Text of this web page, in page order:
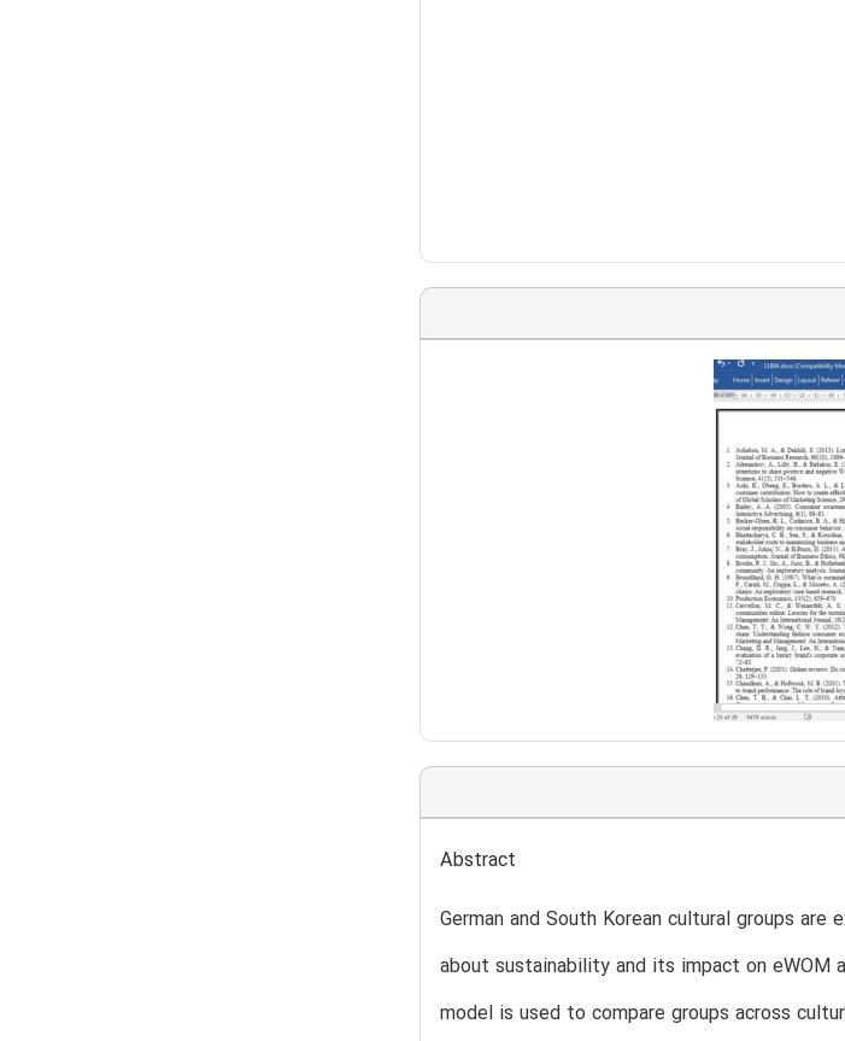
Abstract
German and South Korean cultural groups
about sustainability and its impact on eWOM
model is used to compare groups across